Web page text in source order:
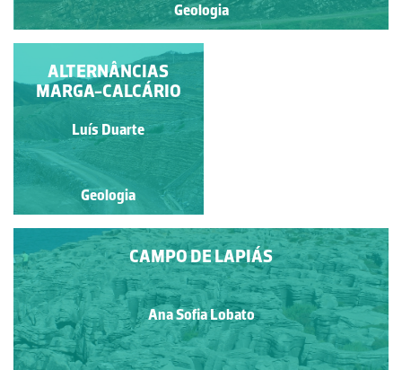
Geologia
DOBRAMENTOS
Miguel Sousa
Geologia
CAMPO DE LAPIÁS
Ana Sofia Lobato
ALTERNÂNCIAS
MARGA-CALCÁRIO
Luís Duarte
Geologia